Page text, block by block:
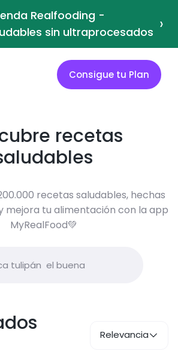
Realfooding -
sin ultraprocesados ›
Consigue tu Plan
recetas
recetas saludables, hechas
mejora tu alimentación con la app
MyRealFood💚
Relevancia